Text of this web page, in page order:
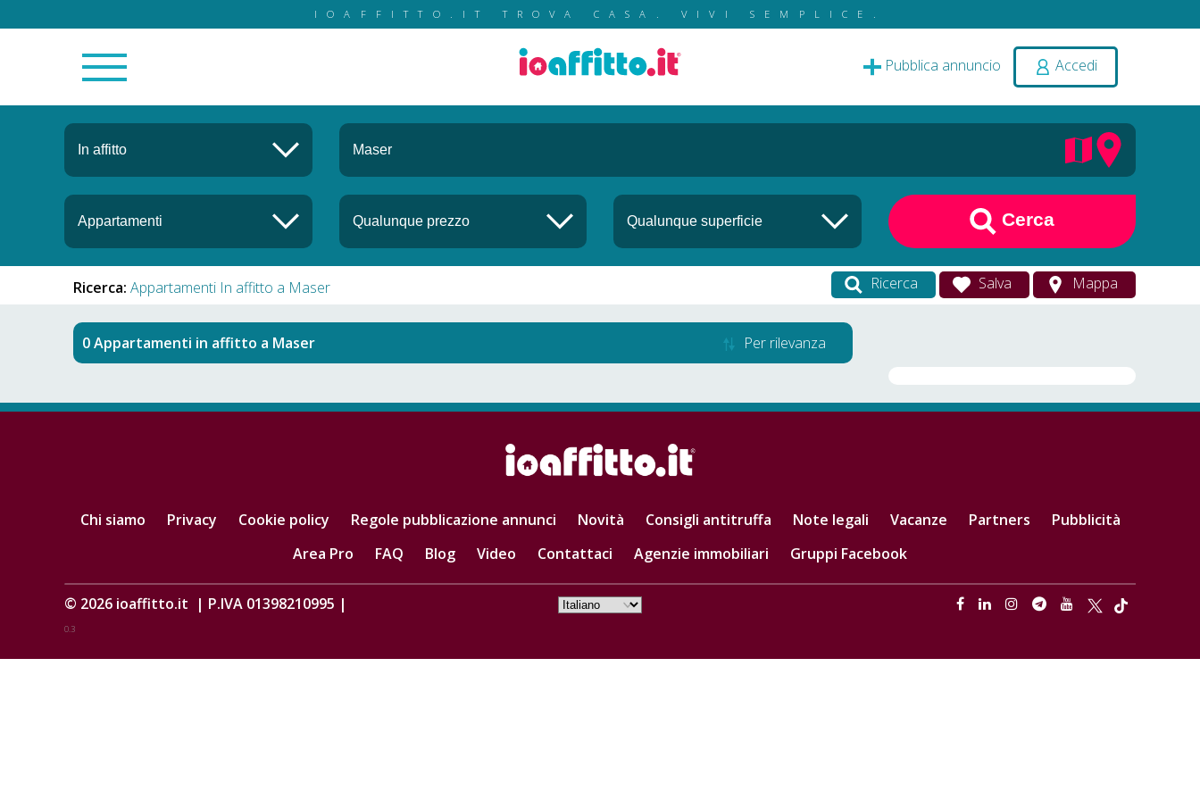
IOAFFITTO.IT TROVA CASA. VIVI SEMPLICE.
Pubblica annuncio Accedi
Cerca
Ricerca: Appartamenti In affitto a Maser Ricerca Salva Mappa
Appartamenti in affitto a Maser Per rilevanza
Chi siamo Privacy Cookie policy Regole pubblicazione annunci Novità Consigli antitruffa Note legali Vacanze Partners
Pubblicità
Area Pro
FAQ Blog Video Contattaci Agenzie immobiliari Gruppi Facebook
© 2026 ioaffitto.it | P.IVA 01398210995 |
0.3